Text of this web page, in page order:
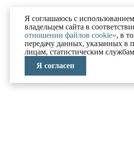
Я соглашаюсь с
владельцем сайта в
отношении файлов cookie», в
передачу данных, указанных в
лицам, статистическим
Я согласен